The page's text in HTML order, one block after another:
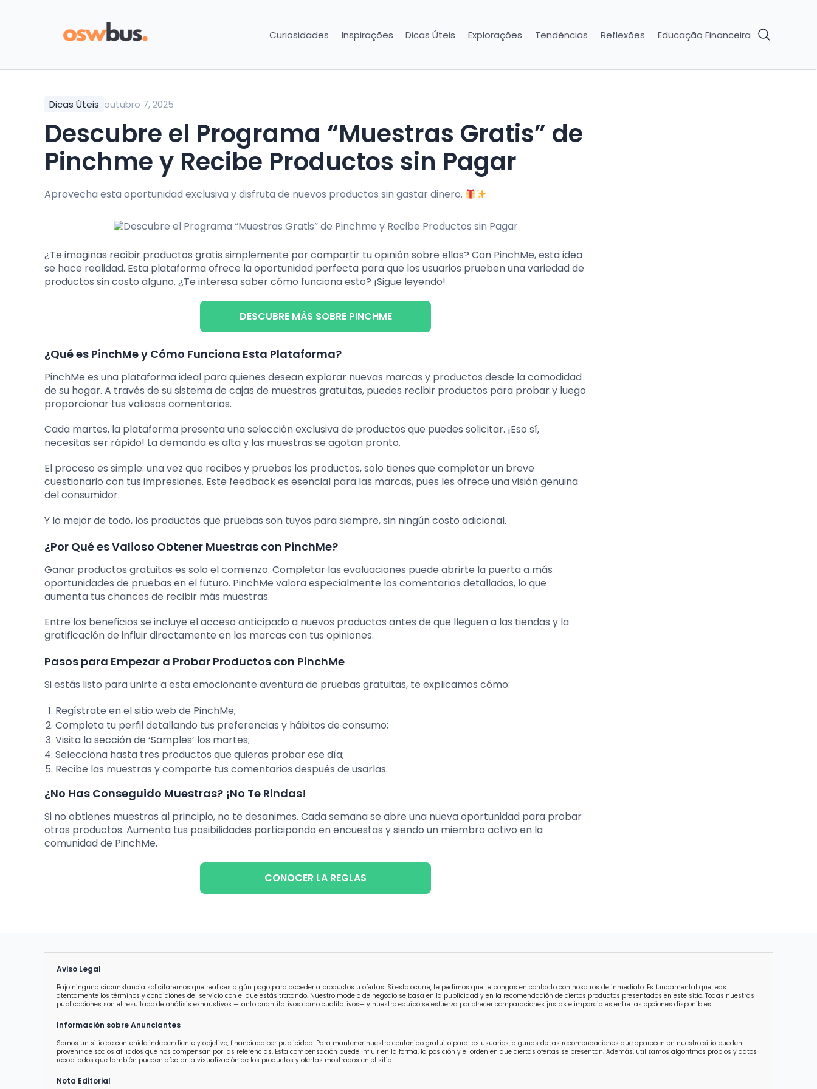
Curiosidades Inspirações Dicas Úteis Explorações Tendências Reflexões Educação Financeira
Dicas Úteis outubro 7, 2025
Descubre el Programa “Muestras Gratis” de
Pinchme y Recibe Productos sin Pagar
Aprovecha esta oportunidad exclusiva y disfruta de nuevos productos sin gastar dinero.
¿Te imaginas recibir productos gratis simplemente por compartir tu opinión sobre ellos? Con PinchMe, esta idea
se hace realidad. Esta plataforma ofrece la oportunidad perfecta para que los usuarios prueben una variedad de
productos sin costo alguno. ¿Te interesa saber cómo funciona esto? ¡Sigue leyendo!
DESCUBRE MÁS SOBRE PINCHME
¿Qué es PinchMe y Cómo Funciona Esta Plataforma?
PinchMe es una plataforma ideal para quienes desean explorar nuevas marcas y productos desde la comodidad
de su hogar. A través de su sistema de cajas de muestras gratuitas, puedes recibir productos para probar y luego
proporcionar tus valiosos comentarios.
Cada martes, la plataforma presenta una selección exclusiva de productos que puedes solicitar. ¡Eso sí,
necesitas ser rápido! La demanda es alta y las muestras se agotan pronto.
El proceso es simple: una vez que recibes y pruebas los productos, solo tienes que completar un breve
cuestionario con tus impresiones. Este feedback es esencial para las marcas, pues les ofrece una visión genuina
del consumidor.
Y lo mejor de todo, los productos que pruebas son tuyos para siempre, sin ningún costo adicional.
¿Por Qué es Valioso Obtener Muestras con PinchMe?
Ganar productos gratuitos es solo el comienzo. Completar las evaluaciones puede abrirte la puerta a más
oportunidades de pruebas en el futuro. PinchMe valora especialmente los comentarios detallados, lo que
aumenta tus chances de recibir más muestras.
Entre los beneficios se incluye el acceso anticipado a nuevos productos antes de que lleguen a las tiendas y la
gratificación de influir directamente en las marcas con tus opiniones.
Pasos para Empezar a Probar Productos con PinchMe
Si estás listo para unirte a esta emocionante aventura de pruebas gratuitas, te explicamos cómo:
Regístrate en el sitio web de PinchMe;
Completa tu perfil detallando tus preferencias y hábitos de consumo;
Visita la sección de ‘Samples’ los martes;
Selecciona hasta tres productos que quieras probar ese día;
Recibe las muestras y comparte tus comentarios después de usarlas.
¿No Has Conseguido Muestras? ¡No Te Rindas!
Si no obtienes muestras al principio, no te desanimes. Cada semana se abre una nueva oportunidad para probar
otros productos. Aumenta tus posibilidades participando en encuestas y siendo un miembro activo en la
comunidad de PinchMe.
CONOCER LA REGLAS
Aviso Legal
Bajo ninguna circunstancia solicitaremos que realices algún pago para acceder a productos u ofertas. Si esto ocurre, te pedimos que te pongas en contacto con nosotros de inmediato. Es fundamental que leas
atentamente los términos y condiciones del servicio con el que estás tratando. Nuestro modelo de negocio se basa en la publicidad y en la recomendación de ciertos productos presentados en este sitio. Todas nuestras
publicaciones son el resultado de análisis exhaustivos —tanto cuantitativos como cualitativos— y nuestro equipo se esfuerza por ofrecer comparaciones justas e imparciales entre las opciones disponibles.
Información sobre Anunciantes
Somos un sitio de contenido independiente y objetivo, financiado por publicidad. Para mantener nuestro contenido gratuito para los usuarios, algunas de las recomendaciones que aparecen en nuestro sitio pueden
provenir de socios afiliados que nos compensan por las referencias. Esta compensación puede influir en la forma, la posición y el orden en que ciertas ofertas se presentan. Además, utilizamos algoritmos propios y datos
recopilados que también pueden afectar la visualización de los productos y ofertas mostrados en el sitio.
Nota Editorial